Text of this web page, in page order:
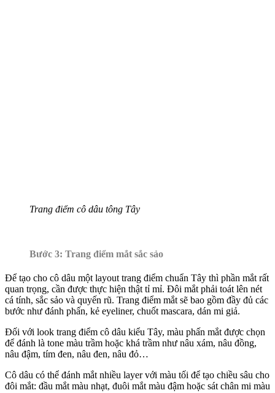
Trang điểm cô dâu tông Tây
Bước 3: Trang điểm mắt sắc sảo
Để tạo cho cô dâu một layout trang điểm chuẩn Tây thì phần mắt rất
quan trọng, cần được thực hiện thật tỉ mỉ. Đôi mắt phải toát lên nét
cá tính, sắc sảo và quyến rũ. Trang điểm mắt sẽ bao gồm đầy đủ các
bước như đánh phấn, kẻ eyeliner, chuốt mascara, dán mi giả.
Đối với look trang điểm cô dâu kiểu Tây, màu phấn mắt được chọn
để đánh là tone màu trầm hoặc khá trầm như nâu xám, nâu đồng,
nâu đậm, tím đen, nâu đen, nâu đỏ…
Cô dâu có thể đánh mắt nhiều layer với màu tối để tạo chiều sâu cho
đôi mắt: đầu mắt màu nhạt, đuôi mắt màu đậm hoặc sát chân mi màu